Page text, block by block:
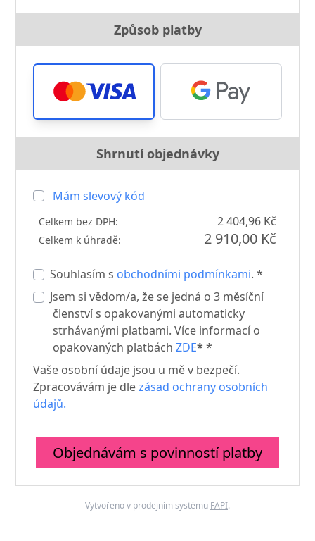
Způsob platby
Shrnutí objednávky
Mám slevový kód
Celkem bez DPH: 2 404,96 Kč
Celkem k úhradě: 2 910,00 Kč
Souhlasím s obchodními podmínkami. *
Jsem si vědom/a, že se jedná o 3 měsíční
členství s opakovanými automaticky
strhávanými platbami. Více informací o
opakovaných platbáchZDE**
Vaše osobní údaje jsou u mě v bezpečí.
Zpracovávám je dlezásad ochrany osobních
údajů.
Objednávám s povinností platby
Vytvořeno v prodejním systému FAPI.